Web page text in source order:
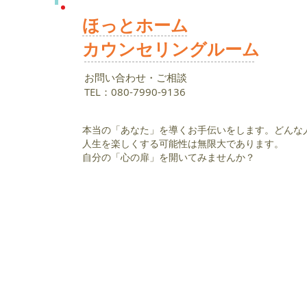
ほっとホーム
カウンセリングルーム
お問い合わせ・ご相談
​TEL：080-7990-9136
本当の「あなた」を導くお手伝いをします。どんな
人生を楽しくする可能性は無限大であります。
​自分の「心の扉」を開いてみませんか？